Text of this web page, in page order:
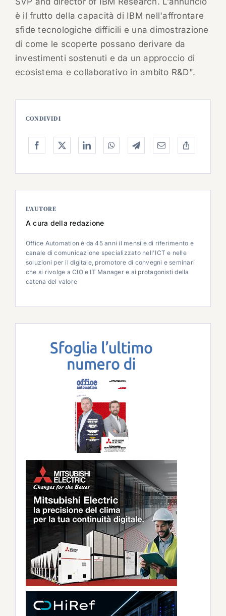
è il frutto della capacità di IBM nell'affrontare
sfide tecnologiche difficili e una dimostrazione
di come le scoperte possano derivare da
investimenti sostenuti e da un approccio di
ecosistema e collaborativo in ambito R&D".
CONDIVIDI
L’AUTORE
A cura della redazione
Office Automation è da 45 anni il mensile di riferimento e
canale di comunicazione specializzato nell'ICT e nelle
soluzioni per il digitale, promotore di convegni e seminari
che si rivolge a CIO e IT Manager e ai protagonisti della
catena del valore